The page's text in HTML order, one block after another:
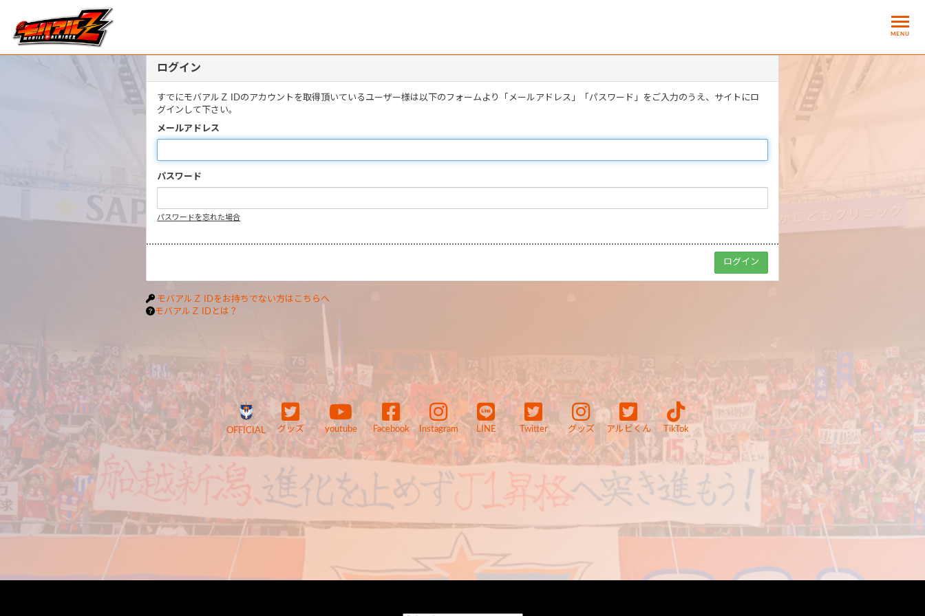
MENU
ログイン
すでにモバアルＺ IDのアカウントを取得頂いているユーザー様は以下のフォームより「メールアドレス」「パスワード」をご入力のうえ、サイトにロ
グインして下さい。
メールアドレス
パスワード
パスワードを忘れた場合
モバアルＺ IDをお持ちでない方はこちらへ
モバアルＺ IDとは？
OFFICIAL グッズ youtube Facebook Instagram LINE Twitter グッズ アルビくん TikTok